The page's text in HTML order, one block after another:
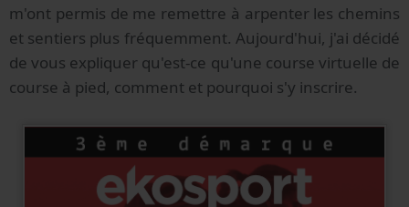
m'ont permis de me remettre à arpenter les chemins
et sentiers plus fréquemment. Aujourd'hui, j'ai décidé
de vous expliquer qu'est-ce qu'une course virtuelle de
course à pied, comment et pourquoi s'y inscrire.